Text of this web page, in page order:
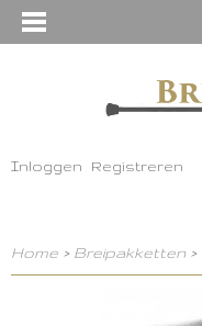
Inloggen Registreren
Home > Breipakketten >